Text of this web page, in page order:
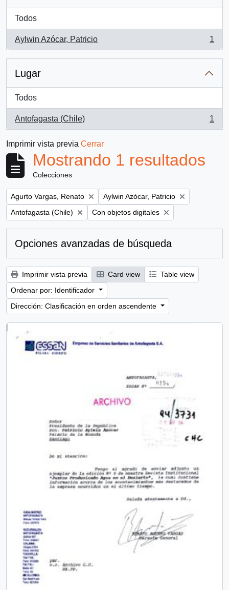
Todos
Aylwin Azócar, Patricio
, 1 resultados
1
Lugar
Todos
Antofagasta (Chile)
, 1 resultados
1
Imprimir vista previa Cerrar
Mostrando 1 resultados
Colecciones
Remove filter:
Agurto Vargas, Renato Remove filter:
Aylwin Azócar, Patricio
Remove filter:
Antofagasta (Chile) Remove filter:
Con objetos digitales
Opciones avanzadas de búsqueda
Imprimir vista previa Card view
Table view
Ordenar por: Identificador
Dirección: Clasificación en orden ascendente